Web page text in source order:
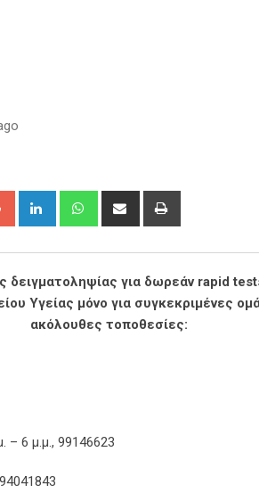
Google+ LinkedIn WhatsappShare
δειγματοληψίας για δωρεάν rapid
Υγείας μόνο για συγκεκριμένες
ακόλουθες τοποθεσίες:
– 6 μ.μ., 99146623